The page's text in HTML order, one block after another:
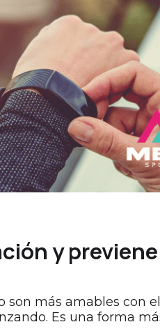
y
más amables con
Es una forma